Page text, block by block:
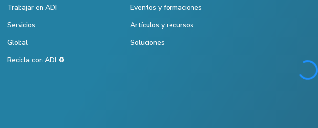
Trabajar en ADI
Servicios
Global
Recicla con ADI ♻️
Eventos y formaciones
Artículos y recursos
Soluciones